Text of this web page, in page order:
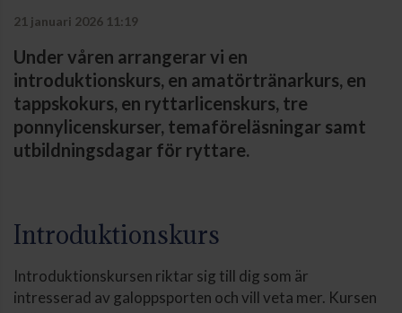
21 januari 2026 11:19
Under våren arrangerar vi en
introduktionskurs, en amatörtränarkurs, en
tappskokurs, en ryttarlicenskurs, tre
ponnylicenskurser, temaföreläsningar samt
utbildningsdagar för ryttare.
Introduktionskurs
Introduktionskursen riktar sig till dig som är
intresserad av galoppsporten och vill veta mer. Kursen